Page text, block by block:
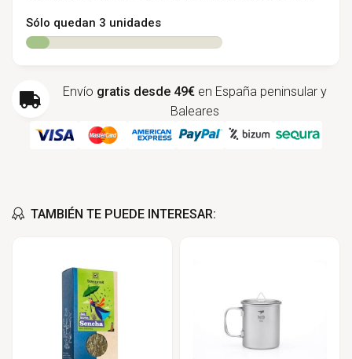
Sólo quedan 3 unidades
Envío gratis desde 49€ en España peninsular y
Baleares
TAMBIÉN TE PUEDE INTERESAR: